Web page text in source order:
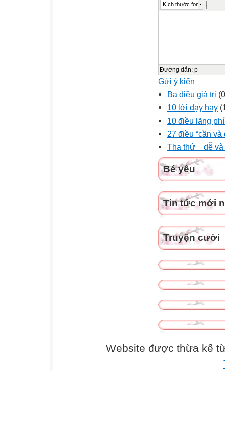
Kích thước font
Đường dẫn: p
Gửi ý kiến
Ba điều giá trị
10 lời dạy hay
10 điều lãng
27 điều “cần
Tha thứ _ dễ và
Bé yêu
Tin tức mới
Truyện cười
Website được thừa kế